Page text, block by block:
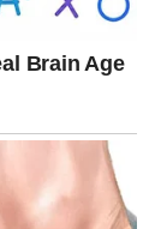
bivše
završena